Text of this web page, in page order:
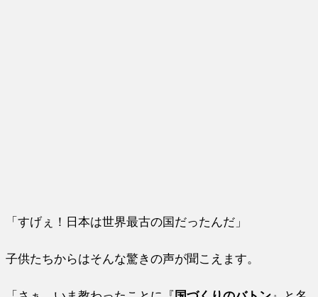
「すげぇ！日本は世界最古の国だったんだ」
子供たちからはそんな驚きの声が聞こえます。